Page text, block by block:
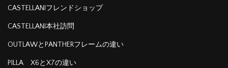
CASTELLANIフレンドショップ
CASTELLANI本社訪問
OUTLAWとPANTHERフレームの違い
PILLA X6とX7の違い